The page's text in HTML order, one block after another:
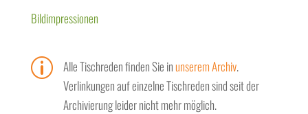
Bildimpressionen
p Alle Tischreden finden Sie inunserem Archiv.
Verlinkungen auf einzelne Tischreden sind seit der
Archivierung leider nicht mehr möglich.